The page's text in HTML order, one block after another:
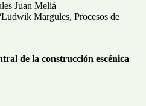
Juan Meliá
Margules, Procesos de
de la construcción escénica